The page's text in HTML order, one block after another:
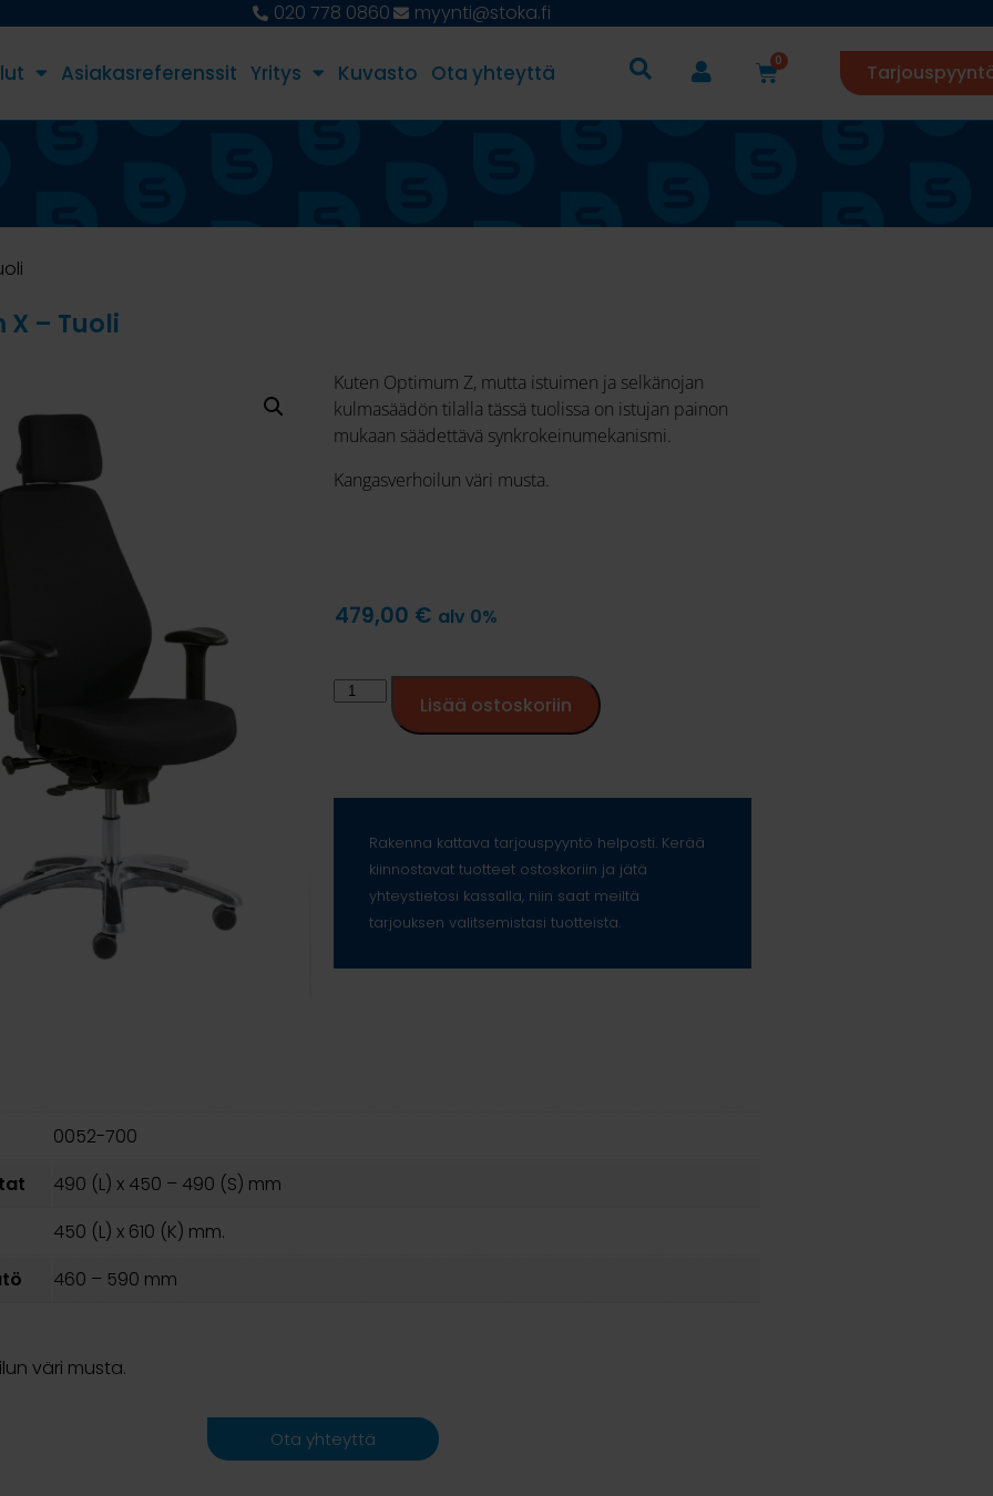
020 778 0860 myynti@stoka.fi
Asiakasreferenssit Yritys Kuvasto Ota yhteyttä 0
– Tuoli
Kuten Optimum Z, mutta istuimen ja selkänojan
kulmasäädön tilalla tässä tuolissa on istujan painon
mukaan säädettävä synkrokeinumekanismi.
Kangasverhoilun väri musta.
479,00 € alv 0%
Lisää ostoskoriin
Rakenna kattava tarjouspyyntö helposti. Kerää
kiinnostavat tuotteet ostoskoriin ja jätä
yhteystietosi kassalla, niin saat meiltä
tarjouksen valitsemistasi tuotteista.
0052-700
490 (L) x 450 – 490 (S) mm
450 (L) x 610 (K) mm.
460 – 590 mm
väri musta.
Ota yhteyttä